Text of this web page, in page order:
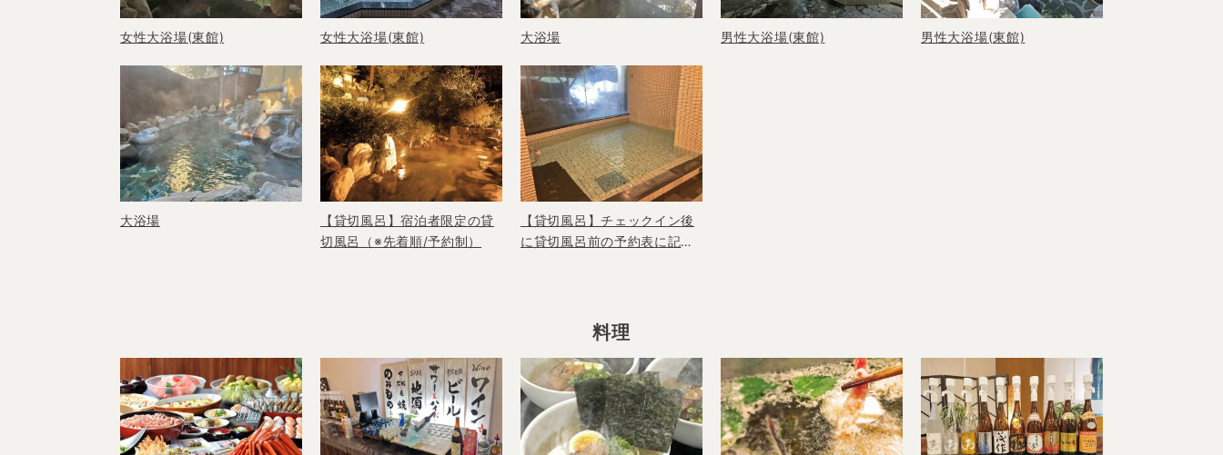
女性大浴場(東館) 女性大浴場(東館) 大浴場 男性大浴場(東館) 男性大浴場(東館)
大浴場
【貸切風呂】宿泊者限定の貸
切風呂（※先着順/予約制）
【貸切風呂】チェックイン後
に貸切風呂前の予約表に記入
料理